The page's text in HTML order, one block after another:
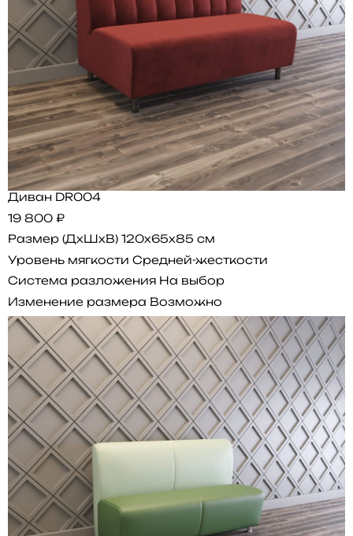
Диван DR004
19 800 ₽
Размер (ДхШхВ) 120x65x85 см
Уровень мягкости Средней-жесткости
Система разложения На выбор
Изменение размера Возможно